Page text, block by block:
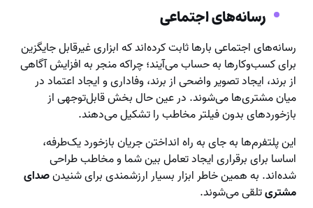
رسانه‌های اجتماعی
رسانه‌های اجتماعی بارها ثابت کرده‌اند که ابزاری غیرقابل جایگزین
برای کسب‌وکارها به حساب می‌آیند؛ چراکه منجر به افزایش آگاهی
از برند، ایجاد تصویر واضحی از برند، وفاداری و ایجاد اعتماد در
میان مشتری‌ها می‌شوند. در عین حال بخش قابل‌توجهی از
بازخوردهای بدون فیلتر مخاطب را تشکیل می‌دهند.
این پلتفرم‌ها به جای به راه انداختن جریان بازخورد یک‌طرفه،
اساسا برای برقراری ایجاد تعامل بین شما و مخاطب طراحی
شده‌اند. به همین خاطر ابزار بسیار ارزشمندی برای شنیدنصدای
مشتریتلقی می‌شوند.